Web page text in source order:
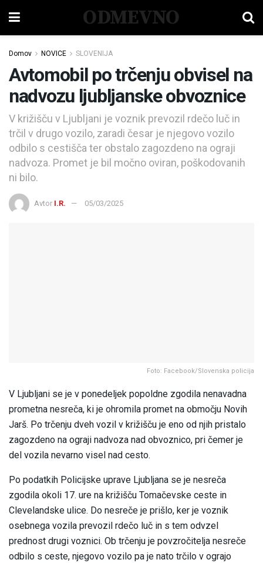
ODMEVNO
Domov NOVICE SLOVENIJA
Avtomobil po trčenju obvisel na
nadvozu ljubljanske obvoznice
V križišču v Ljubljani je voznik prevozil rdečo luč in
trčil v drugo vozilo, zaradi česar je njegovo vozilo
odbilo s cestišča ter obstalo zagozdeno na ograji
nadvoza. Promet je bil močno oviran, poškodovanih
ni bilo.
Avtor I.R. 05/03/2025
Foto: Facebook/Slovenska policija
V Ljubljani se je v ponedeljek popoldne zgodila nenavadna
prometna nesreča, ki je ohromila promet na območju Novih
Jarš. Po trčenju dveh vozil v križišču je eno od njih pristalo
zagozdeno na ograji nadvoza nad obvoznico, pri čemer je
del vozila nevarno visel nad cesto.
Po podatkih Policijske uprave Ljubljana se je nesreča
zgodila okoli 17. ure na križišču Tomačevske ceste in
Clevelandske ulice. Do nesreče je prišlo, ker je voznik
osebnega vozila prevozil rdečo luč in s tem odvzel
prednost drugi voznici. Ob trčenju je povzročitelja nesreče
odbilo s ceste, njegovo vozilo pa je nato trčilo v ograjo